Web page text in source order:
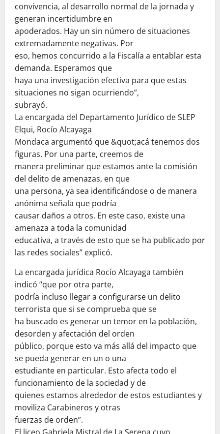
convivencia, al desarrollo normal de la jornada y
generan incertidumbre en
apoderados. Hay un sin número de situaciones
extremadamente negativas. Por
eso, hemos concurrido a la Fiscalía a entablar esta
demanda. Esperamos que
haya una investigación efectiva para que estas
situaciones no sigan ocurriendo”,
subrayó.
La encargada del Departamento Jurídico de SLEP
Elqui, Rocío Alcayaga
Mondaca argumentó que &quot;acá tenemos dos
figuras. Por una parte, creemos de
manera preliminar que estamos ante la comisión
del delito de amenazas, en que
una persona, ya sea identificándose o de manera
anónima señala que podría
causar daños a otros. En este caso, existe una
amenaza a toda la comunidad
educativa, a través de esto que se ha publicado por
las redes sociales” explicó.
La encargada jurídica Rocío Alcayaga también
indicó “que por otra parte,
podría incluso llegar a configurarse un delito
terrorista que si se comprueba que se
ha buscado es generar un temor en la población,
desorden y afectación del orden
público, porque esto va más allá del impacto que
se pueda generar en un o una
estudiante en particular. Esto afecta todo el
funcionamiento de la sociedad y de
quienes estamos alrededor de estos estudiantes y
moviliza Carabineros y otras
fuerzas de orden”.